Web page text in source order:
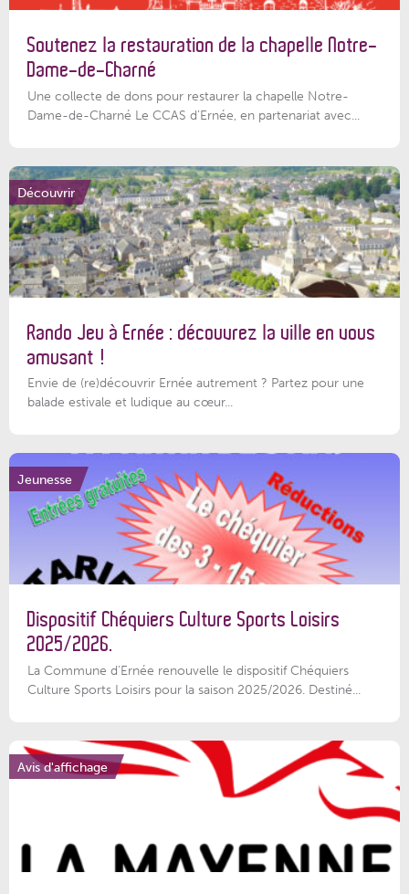
Soutenez la restauration de la chapelle Notre-
Dame-de-Charné
Une collecte de dons pour restaurer la chapelle Notre-
Dame-de-Charné Le CCAS d’Ernée, en partenariat avec...
Découvrir
Rando Jeu à Ernée : découvrez la ville en vous
amusant !
Envie de (re)découvrir Ernée autrement ? Partez pour une
balade estivale et ludique au cœur...
Jeunesse
Dispositif Chéquiers Culture Sports Loisirs
2025/2026.
La Commune d'Ernée renouvelle le dispositif Chéquiers
Culture Sports Loisirs pour la saison 2025/2026. Destiné...
Avis d'affichage